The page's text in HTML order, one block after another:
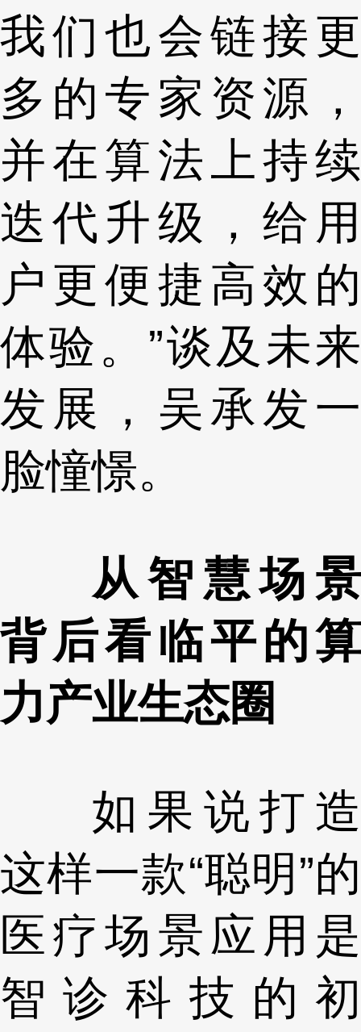
我们也会链接更
多的专家资源，
并在算法上持续
迭代升级，给用
户更便捷高效的
体验。”谈及未来
发展，吴承发一
脸憧憬。
从智慧场景
背后看临平的算
力产业生态圈
如果说打造
这样一款“聪明”的
医疗场景应用是
智诊科技的初